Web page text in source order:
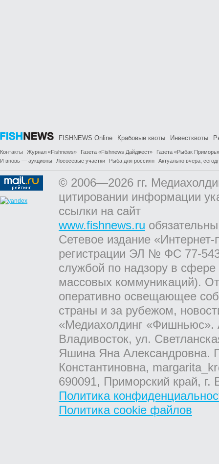
FISHNEWS Online Крабовые квоты Инвестквоты
Контакты Журнал «Fishnews» Газета «Fishnews Дайджест»
Газета «Рыбак
И вновь — аукционы
Лососевые участки Рыба для россиян Актуально вчера,
© 2006—2026 гг.
цитировании информации
ссылки на сайт
www.fishnews.ru
Сетевое издание
регистрации ЭЛ № ФС 77-
службой по надзору в
массовых коммуникаций).
оперативно освещающее
страны и за рубежом,
«Медиахолдинг «Фишньюс».
Владивосток, ул.
Яшина Яна Александровна.
Константиновна,
690091, Приморский край,
Политика
Политика cookie файлов